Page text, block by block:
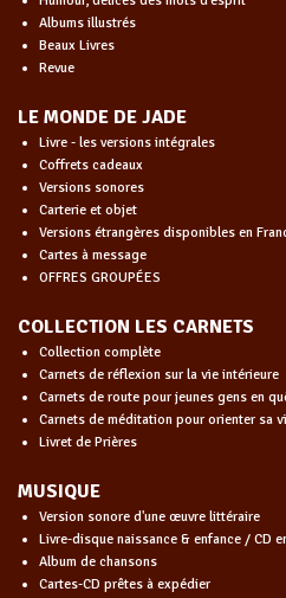
Albums illustrés
Beaux Livres
Revue
LE MONDE DE JADE
Livre - les versions intégrales
Coffrets cadeaux
Versions sonores
Carterie et objet
Versions étrangères disponibles en
Cartes à message
OFFRES GROUPÉES
COLLECTION LES CARNETS
Collection complète
Carnets de réflexion sur la vie intérieure
Carnets de route pour jeunes gens en
Carnets de méditation pour orienter sa
Livret de Prières
MUSIQUE
Version sonore d'une œuvre littéraire
Livre-disque naissance & enfance / CD
Album de chansons
Cartes-CD prêtes à expédier